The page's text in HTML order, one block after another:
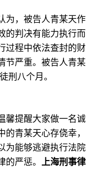
，被告人青某天作
的判决有能力执行而
过程中依法查封的财
节严重。被告人青某
刑八个月。
馨提醒大家做一名诚
青某天心存侥幸，
为能够逃避执行法院
严惩。 上海刑事律